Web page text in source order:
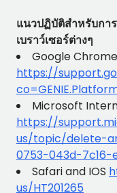
แนวปฏิบัติสำหรับกา
เบราว์เซอร์ต่างๆ
Google Chrome
https://
Microsoft
https://
us/topic/delete-
0753-043d-7c16-
Safari and IOS
us/HT201265